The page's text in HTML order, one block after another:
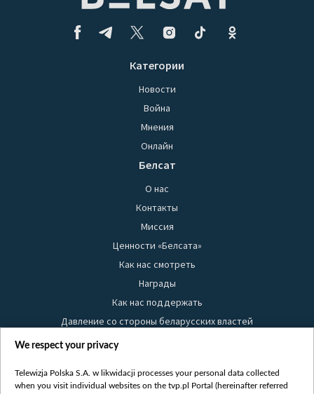
Категории
Новости
Война
Мнения
Онлайн
Белсат
О нас
Контакты
Миссия
Ценности «Белсата»
Как нас смотреть
Награды
Как нас поддержать
Давление со стороны беларусских властей
Правила использования материалов
Безопасность
We respect your privacy
Telewizja Polska S.A. w likwidacji processes your personal data collected
when you visit individual websites on the tvp.pl Portal (hereinafter referred